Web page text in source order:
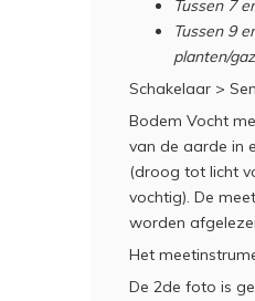
Tussen 7
Tussen 9
planten/
Schakelaar >
Bodem Vocht
van de aarde in
(droog tot licht
vochtig). De
worden
Het
De 2de foto is